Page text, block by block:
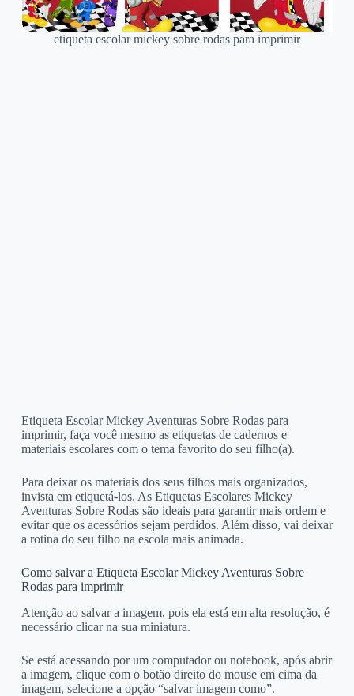
etiqueta escolar mickey sobre rodas para imprimir
Etiqueta Escolar Mickey Aventuras Sobre Rodas para
imprimir, faça você mesmo as etiquetas de cadernos e
materiais escolares com o tema favorito do seu filho(a).
Para deixar os materiais dos seus filhos mais organizados,
invista em etiquetá-los. As Etiquetas Escolares Mickey
Aventuras Sobre Rodas são ideais para garantir mais ordem e
evitar que os acessórios sejam perdidos. Além disso, vai deixar
a rotina do seu filho na escola mais animada.
Como salvar a Etiqueta Escolar Mickey Aventuras Sobre
Rodas para imprimir
Atenção ao salvar a imagem, pois ela está em alta resolução, é
necessário clicar na sua miniatura.
Se está acessando por um computador ou notebook, após abrir
a imagem, clique com o botão direito do mouse em cima da
imagem, selecione a opção “salvar imagem como”.